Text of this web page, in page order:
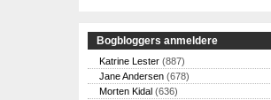
Bogbloggers anmeldere
Katrine Lester (887)
Jane Andersen (678)
Morten Kidal (636)